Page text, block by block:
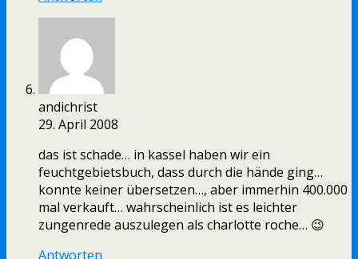
andichrist
29. April 2008
das ist schade… in kassel haben wir ein
feuchtgebietsbuch, dass durch die hände ging…
konnte keiner übersetzen…, aber immerhin 400.000
mal verkauft… wahrscheinlich ist es leichter
zungenrede auszulegen als charlotte roche… 😉
Antworten